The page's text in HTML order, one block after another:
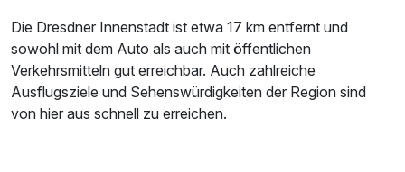
Die Dresdner Innenstadt ist etwa 17 km entfernt und
sowohl mit dem Auto als auch mit öffentlichen
Verkehrsmitteln gut erreichbar. Auch zahlreiche
Ausflugsziele und Sehenswürdigkeiten der Region sind
von hier aus schnell zu erreichen.